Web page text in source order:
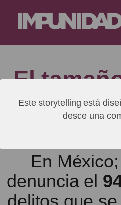
El
En
denuncia el
delitos que
Este storytelling está
desde una